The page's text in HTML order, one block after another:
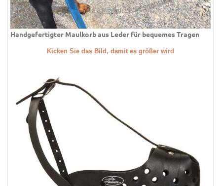
Handgefertigter Maulkorb aus Leder für bequemes Tragen
Kicken Sie das Bild, damit es größer wird